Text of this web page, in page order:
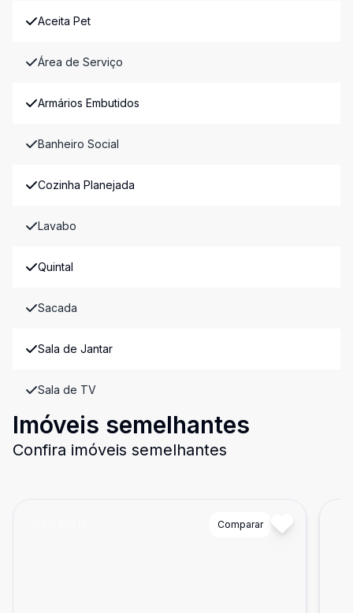
Aceita Pet
Área de Serviço
Armários Embutidos
Banheiro Social
Cozinha Planejada
Lavabo
Quintal
Sacada
Sala de Jantar
Sala de TV
Imóveis semelhantes
Confira imóveis semelhantes
Comparar